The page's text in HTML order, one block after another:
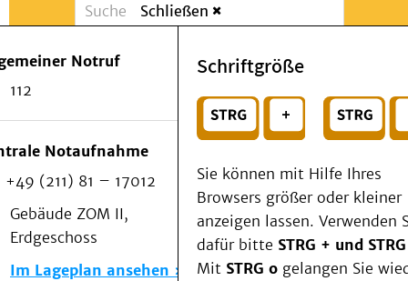
Suche
Suchen
Wählen Sie ein Thema für Ihren
Notfall
Schließen
Notruf
112
Notaufnahme
+49 (211) 81 – 17012
Gebäude ZOM II,
Erdgeschoss
Im Lageplan ansehen
Schriftgröße
Sie können mit Hilfe Ihres
Browsers größer oder kleiner
anzeigen lassen. Verwenden
dafür bitte STRG + und
Mit STRG o gelangen Sie
Patienten & Besucher
Als Patient am UKD
Beratung und Unterstützung
Veranstaltungen
Kommunikation im Medizinwesen (KIM)
Notfall
Forschung & Lehre
Medizinische Fakultät